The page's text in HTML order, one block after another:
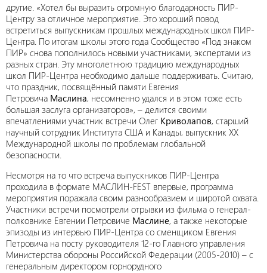
другие. «Хотел бы выразить огромную благодарность ПИР-
Центру за отличное мероприятие. Это хороший повод
встретиться выпускникам прошлых международных школ ПИР-
Центра. По итогам школы этого года Сообщество «Под знаком
ПИР» снова пополнилось новыми участниками, экспертами из
разных стран. Эту многолетнюю традицию международных
школ ПИР-Центра необходимо дальше поддерживать. Считаю,
что праздник, посвящённый памяти Евгения
Петровича Маслина, несомненно удался и в этом тоже есть
большая заслуга организаторов», – делится своими
впечатлениями участник встречи Олег Криволапов, старший
научный сотрудник Института США и Канады, выпускник ХХ
Международной школы по проблемам глобальной
безопасности.
Несмотря на то что встреча выпускников ПИР-Центра
проходила в формате МАСЛИН-FEST впервые, программа
мероприятия поражала своим разнообразием и широтой охвата.
Участники встречи посмотрели отрывки из фильма о генерал-
полковнике Евгении Петровиче Маслине, а также некоторые
эпизоды из интервью ПИР-Центра со сменщиком Евгения
Петровича на посту руководителя 12-го Главного управления
Министерства обороны Российской Федерации (2005-2010) – с
генеральным директором горнорудного